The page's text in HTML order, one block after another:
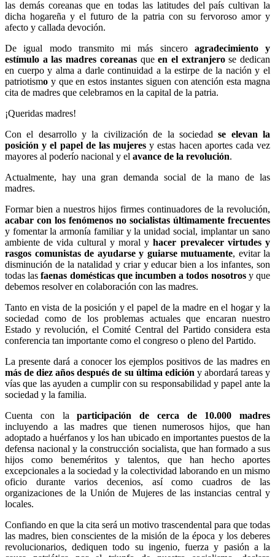
las demás coreanas que en todas las latitudes del país cultivan la
dicha hogareña y el futuro de la patria con su fervoroso amor y
afecto y callada devoción.
De igual modo transmito mi más sincero agradecimiento y
estímulo a las madres coreanas queen el extranjerose dedican
en cuerpo y alma a darle continuidad a la estirpe de la nación y el
patriotismo y que en estos instantes siguen con atención esta magna
cita de madres que celebramos en la capital de la patria.
¡Queridas madres!
Con el desarrollo y la civilización de la sociedadse elevan la
posición y el papel de las mujeres y estas hacen aportes cada vez
mayores al poderío nacional y el avance de la revolución.
Actualmente, hay una gran demanda social de la mano de las
madres.
Formar bien a nuestros hijos firmes continuadores de la revolución,
acabar con los fenómenos no socialistas últimamente frecuentes
y fomentar la armonía familiar y la unidad social, implantar un sano
ambiente de vida cultural y moral y hacer prevalecer virtudes y
rasgos comunistas de ayudarse y guiarse mutuamente, evitar la
disminución de la natalidad y criar y educar bien a los infantes, son
todas lasfaenas domésticas que incumben a todos nosotrosy que
debemos resolver en colaboración con las madres.
Tanto en vista de la posición y el papel de la madre en el hogar y la
sociedad como de los problemas actuales que encaran nuestro
Estado y revolución, el Comité Central del Partido considera esta
conferencia tan importante como el congreso o pleno del Partido.
La presente dará a conocer los ejemplos positivos de las madres en
más de diez años después de su última edición y abordará tareas y
vías que las ayuden a cumplir con su responsabilidad y papel ante la
sociedad y la familia.
Cuenta con laparticipación de cerca de 10.000 madres
incluyendo a las madres que tienen numerosos hijos, que han
adoptado a huérfanos y los han ubicado en importantes puestos de la
defensa nacional y la construcción socialista, que han formado a sus
hijos como beneméritos y talentos, que han hecho aportes
excepcionales a la sociedad y la colectividad laborando en un mismo
oficio durante varios decenios, así como cuadros de las
organizaciones de la Unión de Mujeres de las instancias central y
locales.
Confiando en que la cita será un motivo trascendental para que todas
las madres, bien conscientes de la misión de la época y los deberes
revolucionarios, dediquen todo su ingenio, fuerza y pasión a la